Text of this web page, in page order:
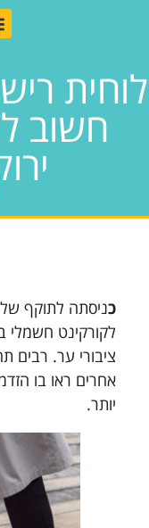
לוחית
חשוב
כניסתה לתוקף
ציבורי ער. רבים
אחרים ראו בו
יותר.